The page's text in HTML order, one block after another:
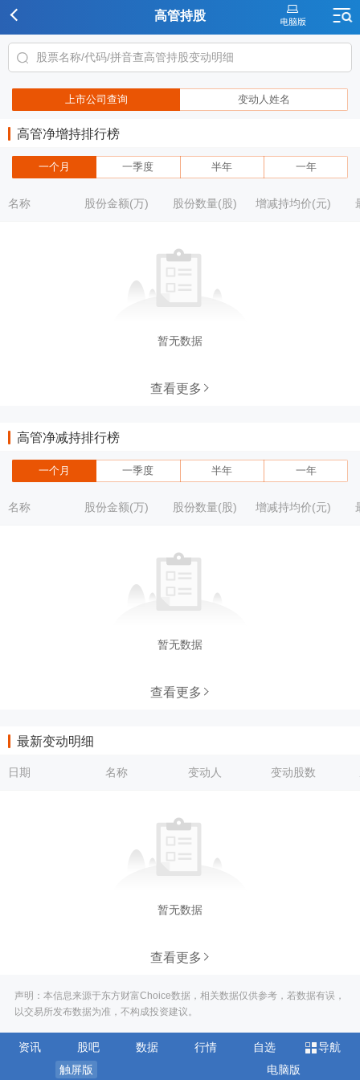
高管持股
上市公司查询 变动人姓名
高管净增持排行榜
一个月 一季度 半年 一年
名称 股份金额(万) 股份数量(股) 增减持均价(元)
暂无数据
查看更多
高管净减持排行榜
一个月 一季度 半年 一年
名称 股份金额(万) 股份数量(股) 增减持均价(元)
暂无数据
查看更多
最新变动明细
日期 名称 变动人 变动股数
暂无数据
查看更多
声明：本信息来源于东方财富Choice数据，相关数据仅供参考，若数据有误，
以交易所发布数据为准，不构成投资建议。
资讯 股吧 数据 行情 自选
导航
触屏版
电脑版